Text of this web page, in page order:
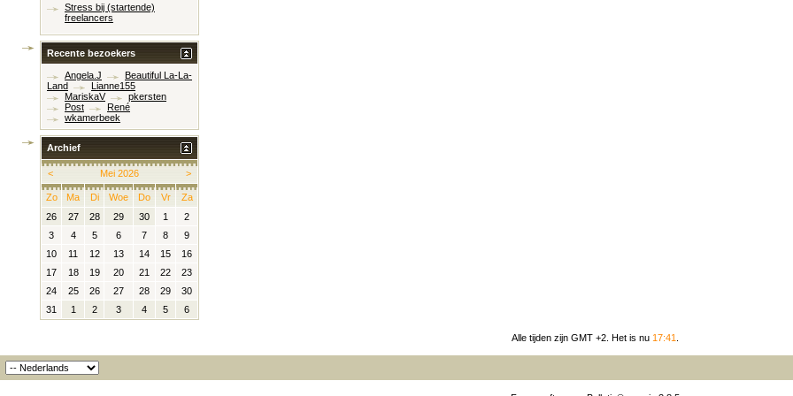
Stress bij (startende)
freelancers
Recente bezoekers
Angela.J
Beautiful La-La-
Land
Lianne155
MariskaV
pkersten
Post
René
wkamerbeek
Archief
< >
Mei 2026
Zo Ma Di Woe Do Vr
Za
26
27 28 29 30 1
2
3
4 5 6 7 8
9
10
11 12 13 14 15
16
17
18 19 20 21 22
23
24
25 26 27 28 29
30
31
1 2 3 4 5 6
Alle tijden zijn GMT +2. Het is nu 17:41.